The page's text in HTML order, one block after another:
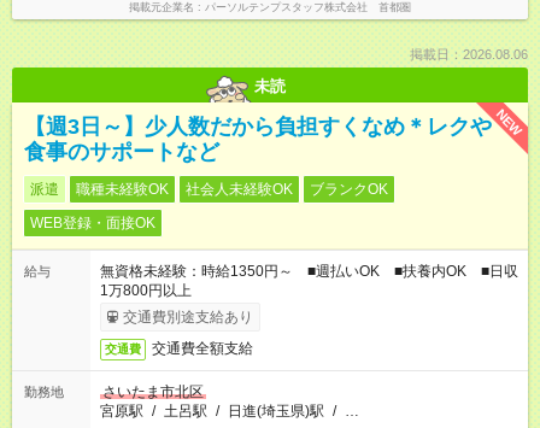
掲載元企業名 パーソルテンプスタッフ株式会社 首都圏
掲載日：2026.08.06
未読
NEW
【週3日～】少人数だから負担すくなめ＊レクや
食事のサポートなど
派遣 職種未経験OK 社会人未経験OK
ブランクOK
WEB登録・面接OK
給与
無資格未経験：時給1350円～ ■週払いOK ■扶養内OK ■日収
1万800円以上
交通費別途支給あり
交通費 交通費全額支給
勤務地
さいたま市北区
宮原駅 / 土呂駅 / 日進(埼玉県)駅 / …